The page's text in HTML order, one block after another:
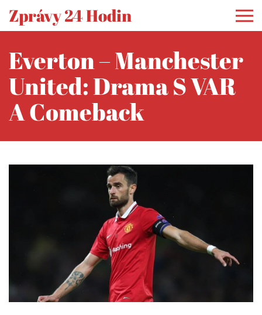
Zprávy 24 Hodin
Everton – Manchester
United: Drama S VAR
A Comeback